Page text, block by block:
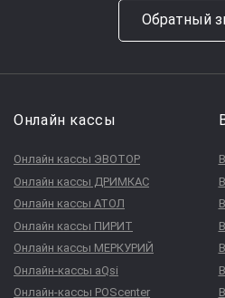
Обратный
Онлайн кассы
Онлайн кассы ЭВОТОР
Онлайн кассы ДРИМКАС
Онлайн кассы АТОЛ
Онлайн кассы ПИРИТ
Онлайн кассы МЕРКУРИЙ
Онлайн-кассы aQsi
Онлайн-кассы POScenter